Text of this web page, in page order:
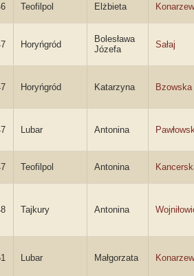
Teofilpol Elżbieta
Horyńgród
Bolesława
Józefa
Sałaj
Horyńgród Katarzyna Bzowska
Lubar Antonina
Teofilpol Antonina
Tajkury Antonina
Lubar Małgorzata